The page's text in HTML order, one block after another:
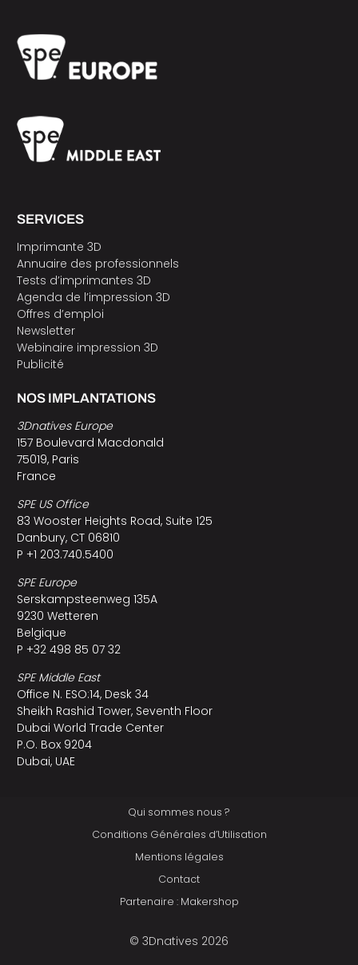
SERVICES
Imprimante 3D
Annuaire des professionnels
Tests d’imprimantes 3D
Agenda de l’impression 3D
Offres d’emploi
Newsletter
Webinaire impression 3D
Publicité
NOS IMPLANTATIONS
3Dnatives Europe
157 Boulevard Macdonald
75019, Paris
France
SPE US Office
83 Wooster Heights Road, Suite 125
Danbury, CT 06810
P +1 203.740.5400
SPE Europe
Serskampsteenweg 135A
9230 Wetteren
Belgique
P +32 498 85 07 32
SPE Middle East
Office N. ESO:14, Desk 34
Sheikh Rashid Tower, Seventh Floor
Dubai World Trade Center
P.O. Box 9204
Dubai, UAE
Qui sommes nous ?
Conditions Générales d’Utilisation
Mentions légales
Contact
Partenaire : Makershop
© 3Dnatives 2026